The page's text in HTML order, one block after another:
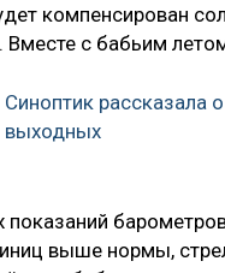
компенсирован
Вместе с бабьим
Синоптик рассказала
выходных
показаний
выше нормы,